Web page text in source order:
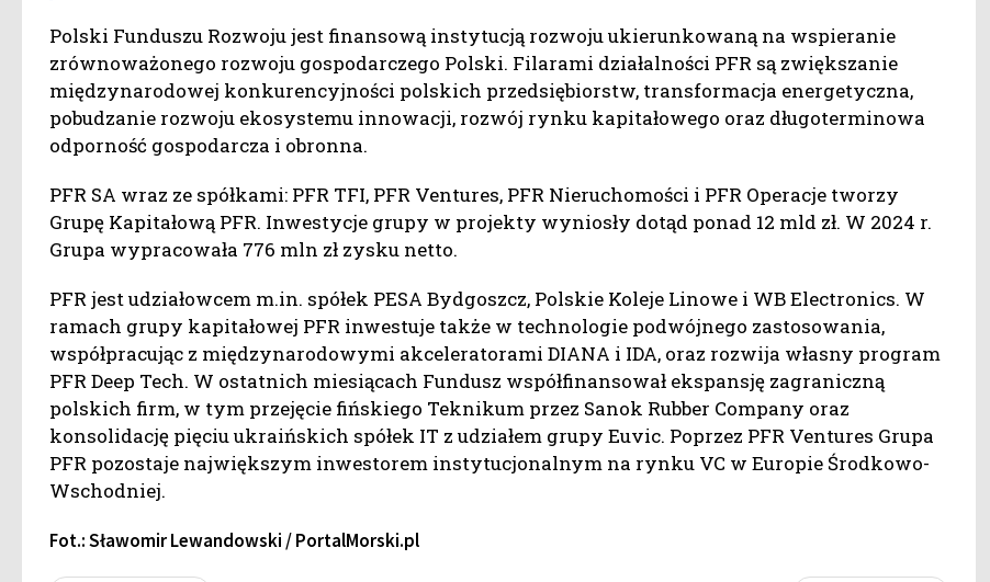
Polski Funduszu Rozwoju jest finansową instytucją rozwoju ukierunkowaną na wspieranie
zrównoważonego rozwoju gospodarczego Polski. Filarami działalności PFR są zwiększanie
międzynarodowej konkurencyjności polskich przedsiębiorstw, transformacja energetyczna,
pobudzanie rozwoju ekosystemu innowacji, rozwój rynku kapitałowego oraz długoterminowa
odporność gospodarcza i obronna.
PFR SA wraz ze spółkami: PFR TFI, PFR Ventures, PFR Nieruchomości i PFR Operacje tworzy
Grupę Kapitałową PFR. Inwestycje grupy w projekty wyniosły dotąd ponad 12 mld zł. W 2024 r.
Grupa wypracowała 776 mln zł zysku netto.
PFR jest udziałowcem m.in. spółek PESA Bydgoszcz, Polskie Koleje Linowe i WB Electronics. W
ramach grupy kapitałowej PFR inwestuje także w technologie podwójnego zastosowania,
współpracując z międzynarodowymi akceleratorami DIANA i IDA, oraz rozwija własny program
PFR Deep Tech. W ostatnich miesiącach Fundusz współfinansował ekspansję zagraniczną
polskich firm, w tym przejęcie fińskiego Teknikum przez Sanok Rubber Company oraz
konsolidację pięciu ukraińskich spółek IT z udziałem grupy Euvic. Poprzez PFR Ventures Grupa
PFR pozostaje największym inwestorem instytucjonalnym na rynku VC w Europie Środkowo-
Wschodniej.
Fot.: Sławomir Lewandowski / PortalMorski.pl